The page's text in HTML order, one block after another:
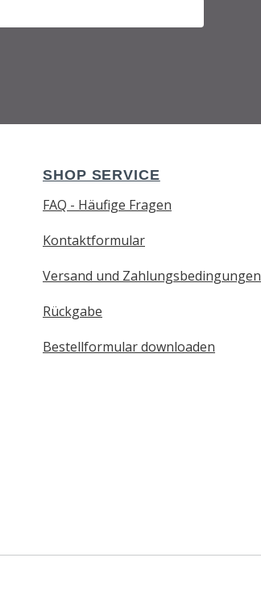
SHOP SERVICE
FAQ - Häufige Fragen
Kontaktformular
Versand und Zahlungsbedingungen
Rückgabe
Bestellformular downloaden